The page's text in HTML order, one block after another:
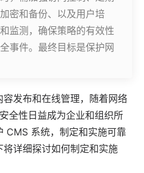
密和备份、以及用户培
监测，确保策略的有效性
事件。最终目标是保护网
容发布和在线管理，随着网络
全性日益成为企业和组织所
CMS 系统，制定和实施可靠
详细探讨如何制定和实施